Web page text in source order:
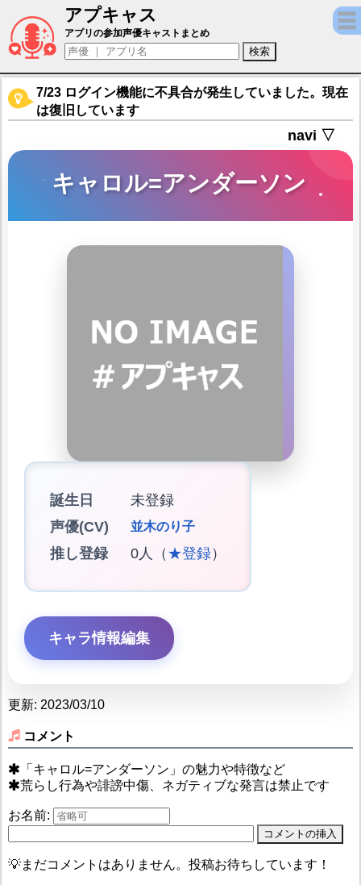
アプキャス
キャロル=アンダーソン（声優：並木のり子
アプリの参加声優キャストまとめ
7/23 ログイン機能に不具合が発生していました。現在
は復旧しています
navi ▽
キャロル=アンダーソン
誕生日
未登録
声優(CV)
並木のり子
推し登録 0人（ ★登録）
キャラ情報編集
更新: 2023/03/10
コメント
「キャロル=アンダーソン」の魅力や特徴など
荒らし行為や誹謗中傷、ネガティブな発言は禁止です
お名前:
💡まだコメントはありません。投稿お待ちしています！